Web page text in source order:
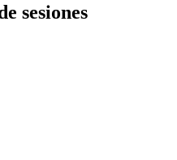
sesiones